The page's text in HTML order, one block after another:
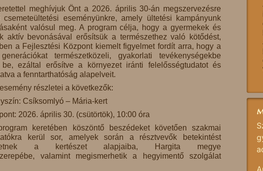
meghívjuk Önt a 2026. április 30-án megszervezésre
csemeteültetési eseményünkre, amely ültetési kampányunk
valósul meg. A program célja, hogy a gyermekek és
aktív bevonásával erősítsük a természethez való kötődést,
a Fejlesztési Központ kiemelt figyelmet fordít arra, hogy a
természetközeli, gyakorlati tevékenységekbe
ezáltal erősítve a környezet iránti felelősségtudatot és
a fenntarthatóság alapelveit.
részletei a következők:
Csíksomlyó – Mária-kert
2026. április 30. (csütörtök), 10:00 óra
keretében köszöntő beszédeket követően szakmai
kerül sor, amelyek során a résztvevők betekintést
a kertészet alapjaiba, Hargita megye
valamint megismerhetik a hegyimentő szolgálat